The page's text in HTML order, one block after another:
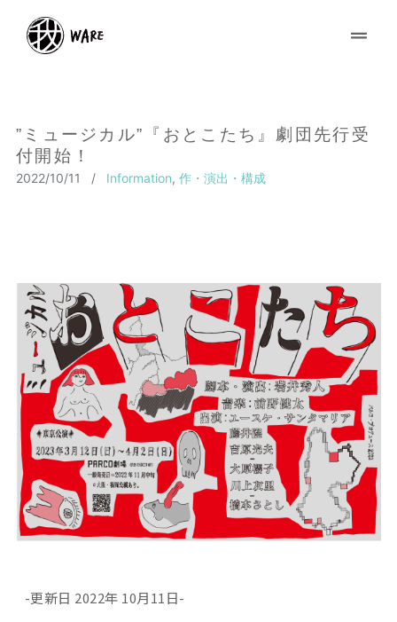
”ミュージカル”『おとこたち』劇団先行受
付開始！
2022/10/11 / Information, 作・演出・構成
-更新日 2022年 10月11日-